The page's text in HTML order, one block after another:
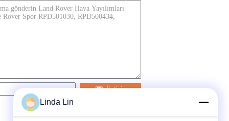
İletişim
Linda Lin